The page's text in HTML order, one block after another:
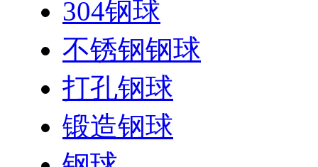
304钢球
不锈钢钢球
打孔钢球
锻造钢球